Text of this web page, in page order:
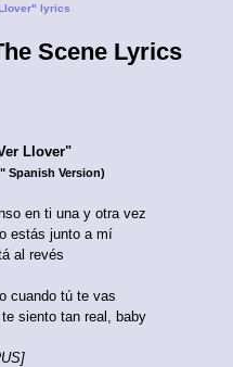
lyrics
Scene Lyrics
Llover"
Spanish Version)
en ti una y otra vez
estás junto a mí
al revés
cuando tú te vas
siento tan real, baby